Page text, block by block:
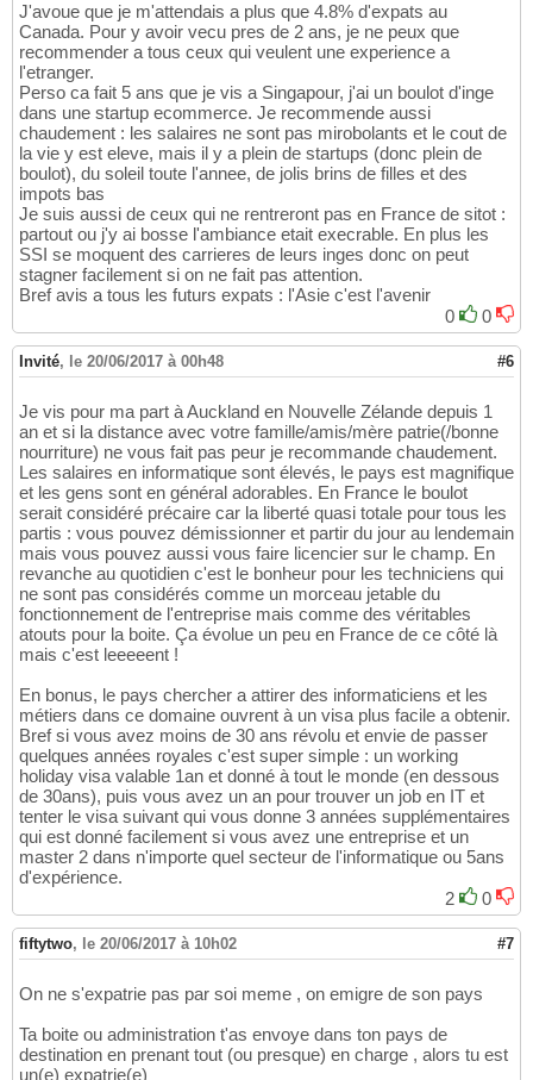
J'avoue que je m'attendais a plus que 4.8% d'expats au
Canada. Pour y avoir vecu pres de 2 ans, je ne peux que
recommender a tous ceux qui veulent une experience a
l'etranger.
Perso ca fait 5 ans que je vis a Singapour, j'ai un boulot d'inge
dans une startup ecommerce. Je recommende aussi
chaudement : les salaires ne sont pas mirobolants et le cout de
la vie y est eleve, mais il y a plein de startups (donc plein de
boulot), du soleil toute l'annee, de jolis brins de filles et des
impots bas
Je suis aussi de ceux qui ne rentreront pas en France de sitot :
partout ou j'y ai bosse l'ambiance etait execrable. En plus les
SSI se moquent des carrieres de leurs inges donc on peut
stagner facilement si on ne fait pas attention.
Bref avis a tous les futurs expats : l'Asie c'est l'avenir
0
0
Invité, le 20/06/2017 à 00h48 #6
Je vis pour ma part à Auckland en Nouvelle Zélande depuis 1
an et si la distance avec votre famille/amis/mère patrie(/bonne
nourriture) ne vous fait pas peur je recommande chaudement.
Les salaires en informatique sont élevés, le pays est magnifique
et les gens sont en général adorables. En France le boulot
serait considéré précaire car la liberté quasi totale pour tous les
partis : vous pouvez démissionner et partir du jour au lendemain
mais vous pouvez aussi vous faire licencier sur le champ. En
revanche au quotidien c'est le bonheur pour les techniciens qui
ne sont pas considérés comme un morceau jetable du
fonctionnement de l'entreprise mais comme des véritables
atouts pour la boite. Ça évolue un peu en France de ce côté là
mais c'est leeeeent !
En bonus, le pays chercher a attirer des informaticiens et les
métiers dans ce domaine ouvrent à un visa plus facile a obtenir.
Bref si vous avez moins de 30 ans révolu et envie de passer
quelques années royales c'est super simple : un working
holiday visa valable 1an et donné à tout le monde (en dessous
de 30ans), puis vous avez un an pour trouver un job en IT et
tenter le visa suivant qui vous donne 3 années supplémentaires
qui est donné facilement si vous avez une entreprise et un
master 2 dans n'importe quel secteur de l'informatique ou 5ans
d'expérience.
2
0
fiftytwo, le 20/06/2017 à 10h02 #7
On ne s'expatrie pas par soi meme , on emigre de son pays
Ta boite ou administration t'as envoye dans ton pays de
destination en prenant tout (ou presque) en charge , alors tu est
un(e) expatrie(e)